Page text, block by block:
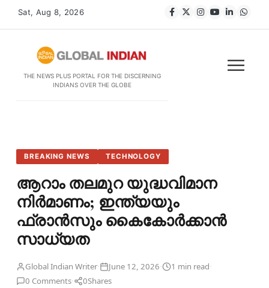
Sat, Aug 8, 2026
THE NEWS PLUS PORTAL FOR THE DISCERNING
INDIANS OVER THE GLOBE
BREAKING NEWS TECHNOLOGY
ആറാം തലമുറ യുദ്ധവിമാന
നിർമാണം; ഇന്ത്യയും
ഫ്രാൻസും കൈകോർക്കാൻ
സാധ്യത
Global Indian Writer· June 12, 2026· 1 min read·
0 Comments· 0Shares